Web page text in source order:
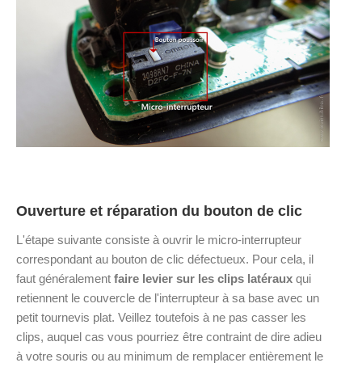
Ouverture et réparation du bouton de clic
L'étape suivante consiste à ouvrir le micro-interrupteur
correspondant au bouton de clic défectueux. Pour cela, il
faut généralement faire levier sur les clips latéraux qui
retiennent le couvercle de l'interrupteur à sa base avec un
petit tournevis plat. Veillez toutefois à ne pas casser les
clips, auquel cas vous pourriez être contraint de dire adieu
à votre souris ou au minimum de remplacer entièrement le